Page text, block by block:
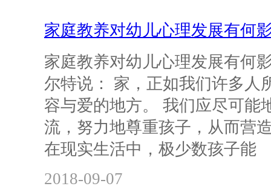
家庭教养对幼儿心理发展有何
家庭教养对幼儿心理发展有何
尔特说： 家，正如我们许多人
容与爱的地方。 我们应尽可能
流，努力地尊重孩子，从而营
在现实生活中，极少数孩子能
2018-09-07